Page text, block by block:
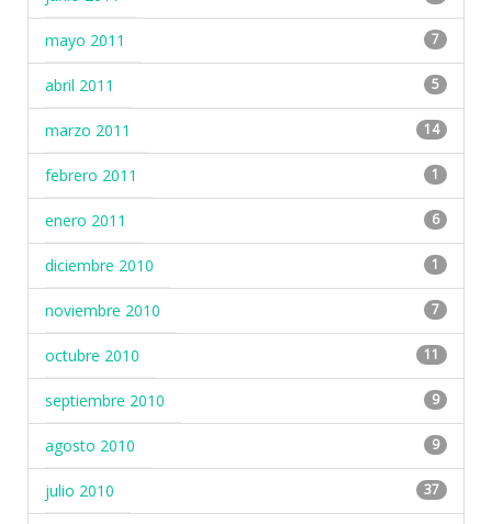
mayo 2011 7
abril 2011 5
marzo 2011 14
febrero 2011 1
enero 2011 6
diciembre 2010 1
noviembre 2010 7
octubre 2010 11
septiembre 2010 9
agosto 2010 9
julio 2010 37